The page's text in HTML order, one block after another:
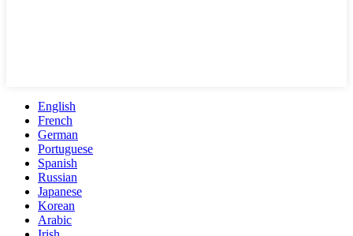
English
French
German
Portuguese
Spanish
Russian
Japanese
Korean
Arabic